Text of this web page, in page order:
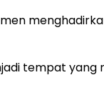
tempat